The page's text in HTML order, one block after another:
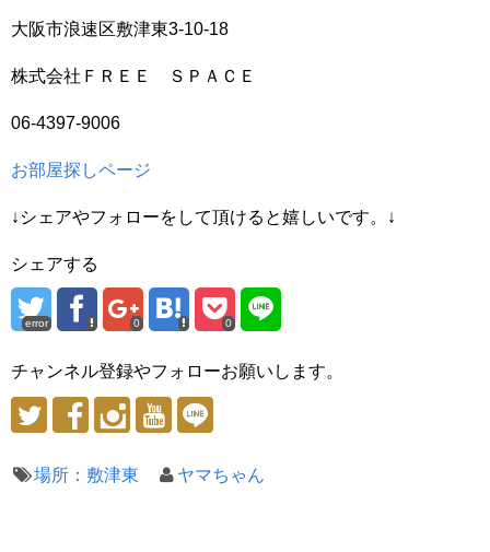
大阪市浪速区敷津東3-10-18
株式会社ＦＲＥＥ ＳＰＡＣＥ
06-4397-9006
お部屋探しページ
↓シェアやフォローをして頂けると嬉しいです。↓
シェアする
error 0 0
チャンネル登録やフォローお願いします。
場所：敷津東 ヤマちゃん